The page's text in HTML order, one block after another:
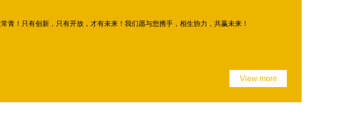
青！只有创新，只有开放，才有未来！我们愿与您携手，相生协力，共赢未来！
View more